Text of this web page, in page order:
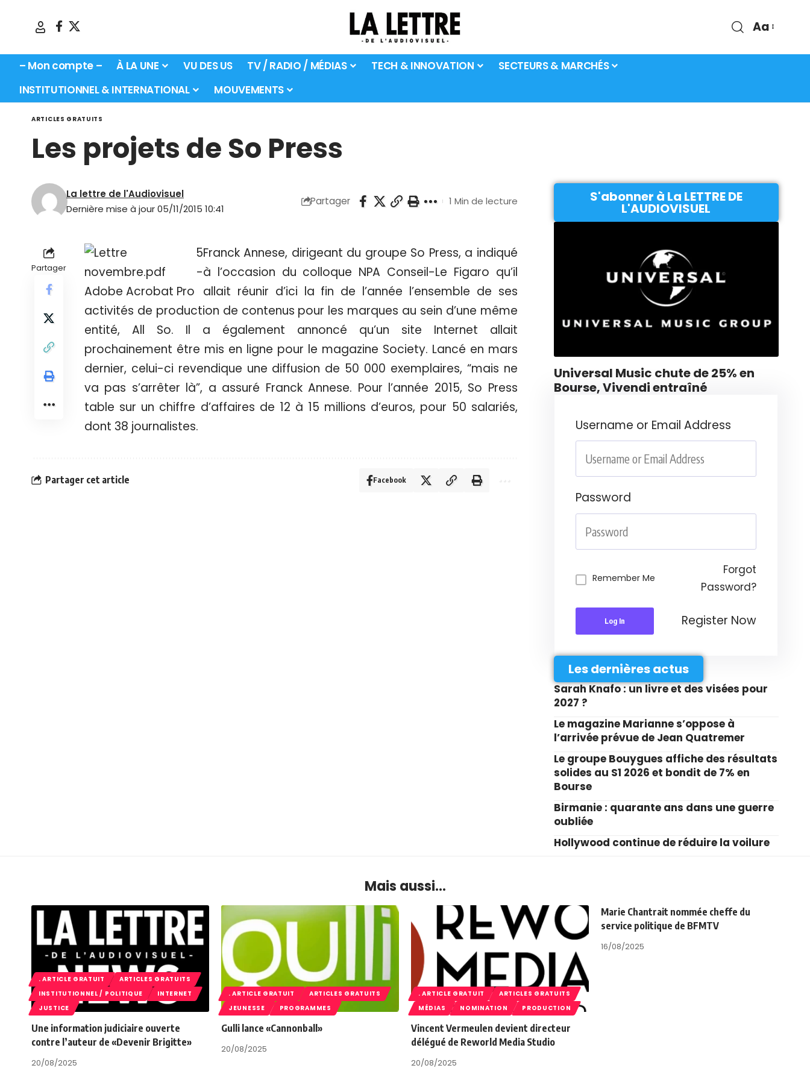
Aa
– Mon compte – À LA UNE VU DES US TV / RADIO / MÉDIAS TECH & INNOVATION
SECTEURS & MARCHÉS
INSTITUTIONNEL & INTERNATIONAL
MOUVEMENTS
ARTICLES GRATUITS
Les projets de So Press
Dernière mise à jour 05/11/2015 10:41
La lettre de l'Audiovisuel
Partager 1 Min de lecture
Partager
Franck Annese, dirigeant du groupe So Press, a indiqué
à l’occasion du colloque NPA Conseil-Le Figaro qu’il
allait réunir d’ici la fin de l’année l’ensemble de ses
activités de production de contenus pour les marques au sein d’une même
entité, All So. Il a également annoncé qu’un site Internet allait
prochainement être mis en ligne pour le magazine Society. Lancé en mars
dernier, celui-ci revendique une diffusion de 50 000 exemplaires, “mais ne
va pas s’arrêter là”, a assuré Franck Annese. Pour l’année 2015, So Press
table sur un chiffre d’affaires de 12 à 15 millions d’euros, pour 50 salariés,
dont 38 journalistes.
Partager cet article Facebook
S'abonner à La LETTRE DE
L'AUDIOVISUEL
Universal Music chute de 25% en
Bourse, Vivendi entraîné
Username or Email Address
Password
Remember Me
Forgot
Password?
Log In Register Now
Les dernières actus
Sarah Knafo : un livre et des visées pour
2027 ?
Le magazine Marianne s’oppose à
l’arrivée prévue de Jean Quatremer
Le groupe Bouygues affiche des résultats
solides au S1 2026 et bondit de 7% en
Bourse
Birmanie : quarante ans dans une guerre
oubliée
Hollywood continue de réduire la voilure
Mais aussi...
. ARTICLE GRATUIT
ARTICLES GRATUITS
INSTITUTIONNEL / POLITIQUE
INTERNET
JUSTICE
Une information judiciaire ouverte
contre l’auteur de «Devenir Brigitte»
20/08/2025
. ARTICLE GRATUIT
ARTICLES GRATUITS
JEUNESSE
PROGRAMMES
Gulli lance «Cannonball»
20/08/2025
. ARTICLE GRATUIT
ARTICLES GRATUITS
MÉDIAS
NOMINATION PRODUCTION
Vincent Vermeulen devient directeur
délégué de Reworld Media Studio
20/08/2025
Marie Chantrait nommée cheffe du
service politique de BFMTV
16/08/2025